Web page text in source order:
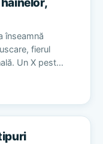
înseamnă
fierul
Un X pest…